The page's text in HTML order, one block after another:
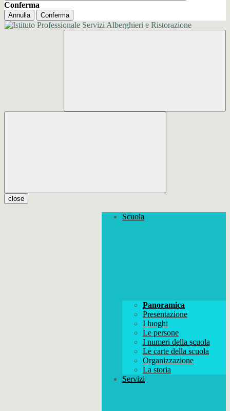
Conferma
Annulla Conferma
close
Scuola
Panoramica
Presentazione
I luoghi
Le persone
I numeri della scuola
Le carte della scuola
Organizzazione
La storia
Servizi